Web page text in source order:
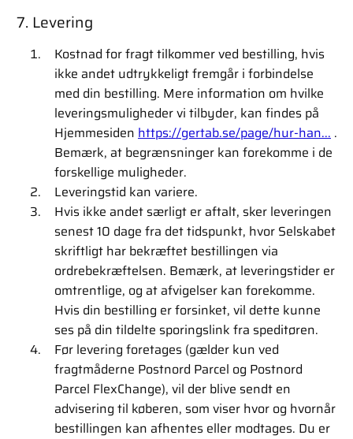
7. Levering
Kostnad for fragt tilkommer ved bestilling, hvis
ikke andet udtrykkeligt fremgår i forbindelse
med din bestilling. Mere information om hvilke
leveringsmuligheder vi tilbyder, kan findes på
Hjemmesiden https://gertab.se/page/hur-han... .
Bemærk, at begrænsninger kan forekomme i de
forskellige muligheder.
Leveringstid kan variere.
Hvis ikke andet særligt er aftalt, sker leveringen
senest 10 dage fra det tidspunkt, hvor Selskabet
skriftligt har bekræftet bestillingen via
ordrebekræftelsen. Bemærk, at leveringstider er
omtrentlige, og at afvigelser kan forekomme.
Hvis din bestilling er forsinket, vil dette kunne
ses på din tildelte sporingslink fra speditøren.
Før levering foretages (gælder kun ved
fragtmåderne Postnord Parcel og Postnord
Parcel FlexChange), vil der blive sendt en
advisering til køberen, som viser hvor og hvornår
bestillingen kan afhentes eller modtages. Du er